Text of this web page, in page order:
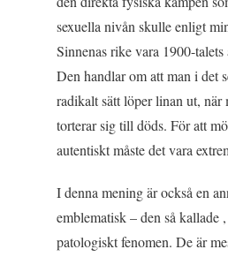
sexuella nivån skulle enligt
Sinnenas rikevara 1900-
Den handlar om att man i det
radikalt sätt löper linan ut, när
torterar sig till döds. För att
autentiskt måste det vara
I denna mening är också en
emblematisk – den så kallade
patologiskt fenomen. De är